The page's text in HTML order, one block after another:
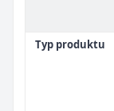
Typ produktu